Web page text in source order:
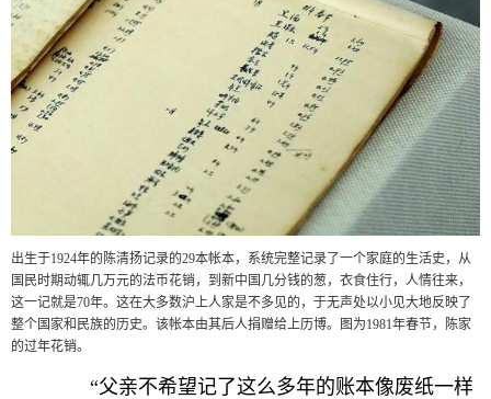
出生于1924年的陈清扬记录的29本帐本，系统完整记录了一个家庭的生活史，从
国民时期动辄几万元的法币花销，到新中国几分钱的葱，衣食住行，人情往来，
这一记就是70年。这在大多数沪上人家是不多见的，于无声处以小见大地反映了
整个国家和民族的历史。该帐本由其后人捐赠给上历博。图为1981年春节，陈家
的过年花销。
“父亲不希望记了这么多年的账本像废纸一样